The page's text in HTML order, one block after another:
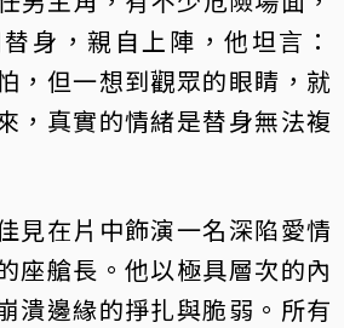
身，親自上陣，他坦言：
，但一想到觀眾的眼睛，就
，真實的情緒是替身無法複
見在片中飾演一名深陷愛情
座艙長。他以極具層次的內
潰邊緣的掙扎與脆弱。所有